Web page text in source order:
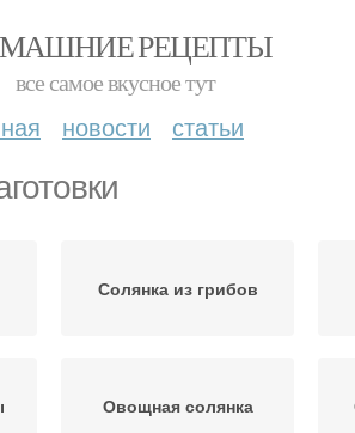
РЕЦЕПТЫ
все самое вкусное тут
новости статьи
Солянка из грибов
Овощная солянка